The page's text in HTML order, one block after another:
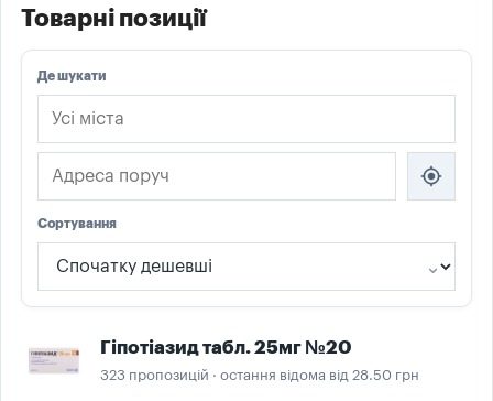
Товарні позиції
Де шукати
Сортування
my_location
Гіпотіазид табл. 25мг №20
323 пропозицій · остання відома від 28.50 грн